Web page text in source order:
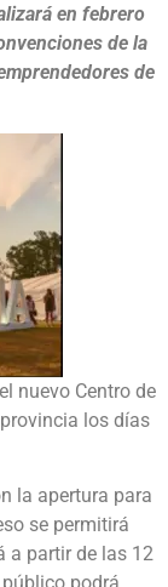
en febrero
de la
de
nuevo Centro de
los días
la apertura para
se permitirá
a partir de las 12